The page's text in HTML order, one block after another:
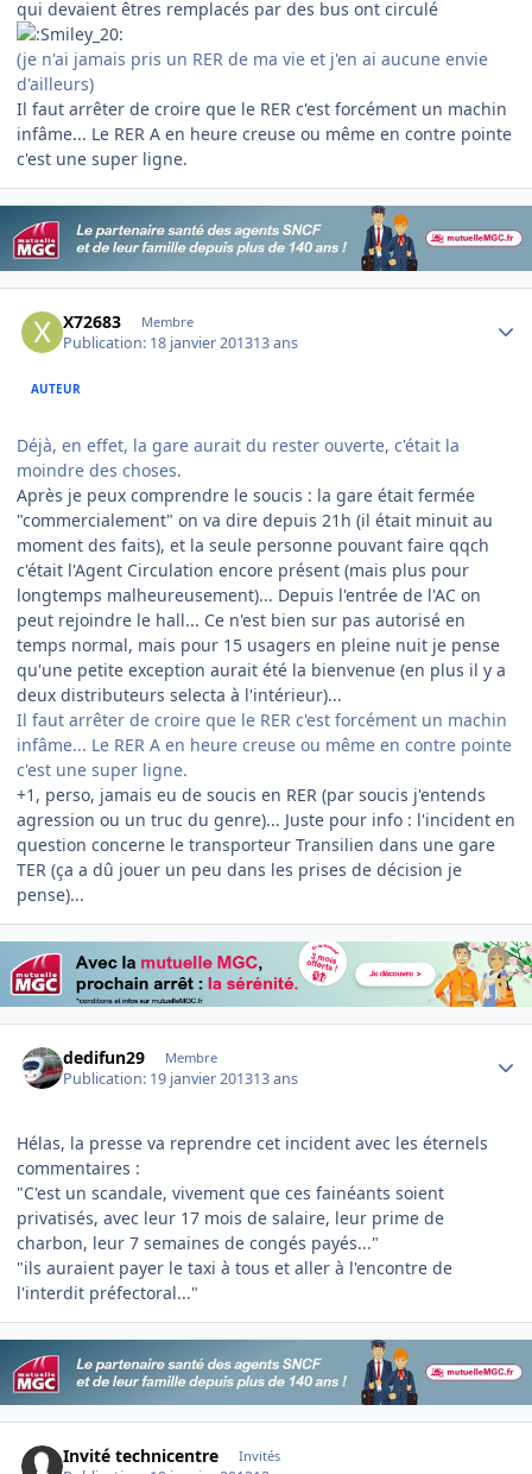
qui devaient êtres remplacés par des bus ont circulé
(je n'ai jamais pris un RER de ma vie et j'en ai aucune envie
d'ailleurs)
Il faut arrêter de croire que le RER c'est forcément un machin
infâme... Le RER A en heure creuse ou même en contre pointe
c'est une super ligne.
X72683 Membre
Publication: 18 janvier 201313 ans
AUTEUR
Déjà, en effet, la gare aurait du rester ouverte, c'était la
moindre des choses.
Après je peux comprendre le soucis : la gare était fermée
"commercialement" on va dire depuis 21h (il était minuit au
moment des faits), et la seule personne pouvant faire qqch
c'était l'Agent Circulation encore présent (mais plus pour
longtemps malheureusement)... Depuis l'entrée de l'AC on
peut rejoindre le hall... Ce n'est bien sur pas autorisé en
temps normal, mais pour 15 usagers en pleine nuit je pense
qu'une petite exception aurait été la bienvenue (en plus il y a
deux distributeurs selecta à l'intérieur)...
Il faut arrêter de croire que le RER c'est forcément un machin
infâme... Le RER A en heure creuse ou même en contre pointe
c'est une super ligne.
+1, perso, jamais eu de soucis en RER (par soucis j'entends
agression ou un truc du genre)... Juste pour info : l'incident en
question concerne le transporteur Transilien dans une gare
TER (ça a dû jouer un peu dans les prises de décision je
pense)...
dedifun29 Membre
Publication: 19 janvier 201313 ans
Hélas, la presse va reprendre cet incident avec les éternels
commentaires :
"C'est un scandale, vivement que ces fainéants soient
privatisés, avec leur 17 mois de salaire, leur prime de
charbon, leur 7 semaines de congés payés..."
"ils auraient payer le taxi à tous et aller à l'encontre de
l'interdit préfectoral..."
Invité technicentre Invités